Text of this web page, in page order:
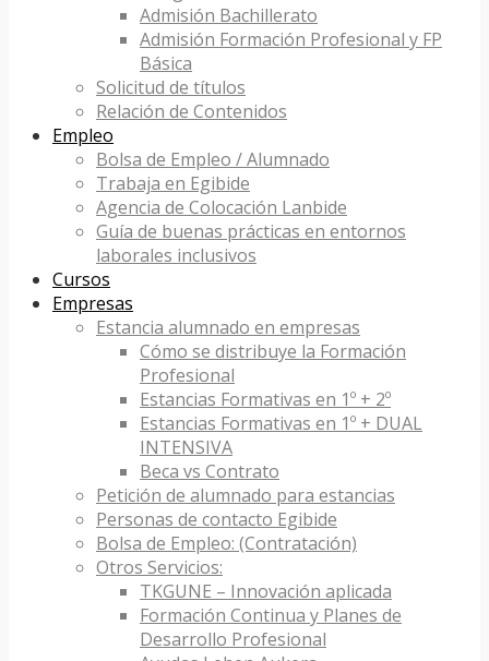
Admisión Bachillerato
Admisión Formación Profesional y FP
Básica
Solicitud de títulos
Relación de Contenidos
Empleo
Bolsa de Empleo / Alumnado
Trabaja en Egibide
Agencia de Colocación Lanbide
Guía de buenas prácticas en entornos
laborales inclusivos
Cursos
Empresas
Estancia alumnado en empresas
Cómo se distribuye la Formación
Profesional
Estancias Formativas en 1º + 2º
Estancias Formativas en 1º + DUAL
INTENSIVA
Beca vs Contrato
Petición de alumnado para estancias
Personas de contacto Egibide
Bolsa de Empleo: (Contratación)
Otros Servicios:
TKGUNE – Innovación aplicada
Formación Continua y Planes de
Desarrollo Profesional